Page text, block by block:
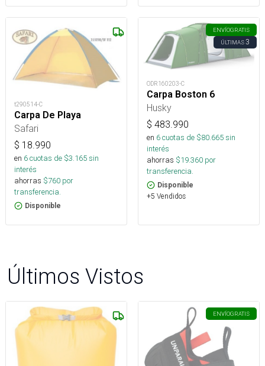
t290514-C
Carpa De Playa
Safari
$ 18.990
en 6cuotas de $3.165sin
interés
ahorras $760 por
transferencia.
Disponible
ENVÍOGRATIS
ÚLTIMAS3
ODR160203-C
Carpa Boston 6
Husky
$ 483.990
en 6cuotas de $80.665sin
interés
ahorras $19.360 por
transferencia.
Disponible
+5 Vendidos
Últimos Vistos
ENVÍOGRATIS